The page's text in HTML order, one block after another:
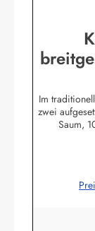
Im
zwei
Saum,